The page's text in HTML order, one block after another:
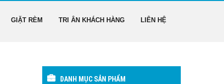
GIẶT RÈM TRI ÂN KHÁCH HÀNG LIÊN HỆ
DANH MỤC SẢN PHẨM